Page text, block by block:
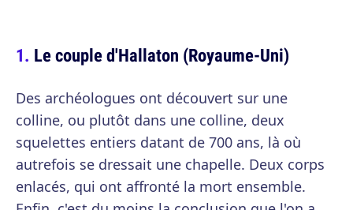
Le couple d'Hallaton (Royaume-Uni)
Des archéologues ont découvert sur une
colline, ou plutôt dans une colline, deux
squelettes entiers datant de 700 ans, là où
autrefois se dressait une chapelle. Deux corps
enlacés, qui ont affronté la mort ensemble.